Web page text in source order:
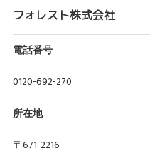
フォレスト株式会社
電話番号
0120-692-270
所在地
〒671-2216